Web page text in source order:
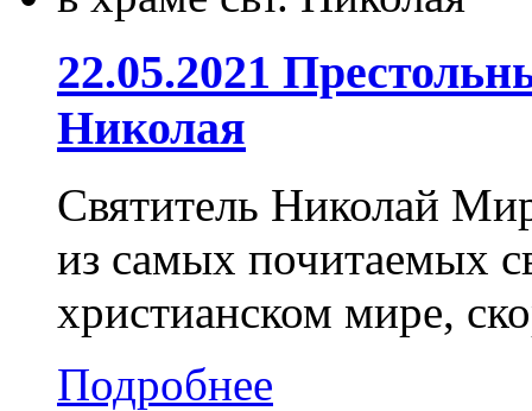
22.05.2021
Николая
Святитель Николай
из самых почитаемых
христианском мире,
Подробнее